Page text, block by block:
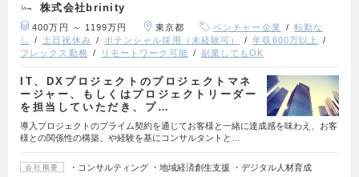
株式会社brinity
400万円 ～ 1199万円 東京都 ベンチャー企業
転勤な
し
土日祝休み ポテンシャル採用（未経験可）
年収600万以上
フレックス勤務
リモートワーク可能 副業してもOK
IT、DXプロジェクトのプロジェクトマネ
ージャー、もしくはプロジェクトリーダー
を担当していただき、プ…
導入プロジェクトのプライム契約を通じてお客様と一緒に達成感を味わえ、お客
様との関係性の構築、や経験を基にコンサルタントと…
会社概要 ・コンサルティング ・地域経済創生支援 ・デジタル人材育成